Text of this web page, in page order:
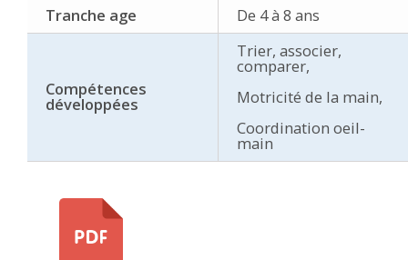
Tranche age
De 4 à 8 ans
Compétences
développées
Trier, associer,
comparer,
Motricité de la main,
Coordination oeil-
main